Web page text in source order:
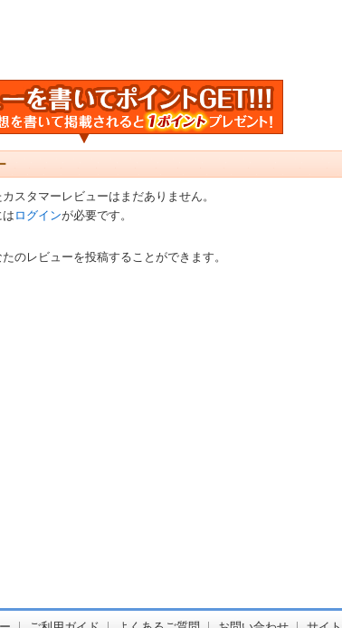
スタマーレビューはまだありません。
ログインが必要です。
のレビューを投稿することができます。